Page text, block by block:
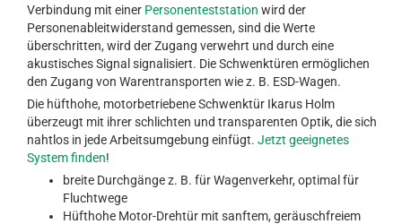
Verbindung mit einer Personenteststation wird der
Personenableitwiderstand gemessen, sind die Werte
überschritten, wird der Zugang verwehrt und durch eine
akustisches Signal signalisiert. Die Schwenktüren ermöglichen
den Zugang von Warentransporten wie z. B. ESD-Wagen.
Die hüfthohe, motorbetriebene Schwenktür Ikarus Holm
überzeugt mit ihrer schlichten und transparenten Optik, die sich
nahtlos in jede Arbeitsumgebung einfügt. Jetzt geeignetes
System finden!
breite Durchgänge z. B. für Wagenverkehr, optimal für
Fluchtwege
Hüfthohe Motor-Drehtür mit sanftem, geräuschfreiem